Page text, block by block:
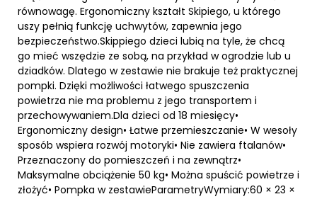
równowagę. Ergonomiczny kształt Skipiego, u którego
uszy pełnią funkcję uchwytów, zapewnia jego
bezpieczeństwo.Skippiego dzieci lubią na tyle, że chcą
go mieć wszędzie ze sobą, na przykład w ogrodzie lub u
dziadków. Dlatego w zestawie nie brakuje też praktycznej
pompki. Dzięki możliwości łatwego spuszczenia
powietrza nie ma problemu z jego transportem i
przechowywaniem.Dla dzieci od 18 miesięcy•
Ergonomiczny design• Łatwe przemieszczanie• W wesoły
sposób wspiera rozwój motoryki• Nie zawiera ftalanów•
Przeznaczony do pomieszczeń i na zewnątrz•
Maksymalne obciążenie 50 kg• Można spuścić powietrze i
złożyć• Pompka w zestawieParametryWymiary:60 × 23 ×